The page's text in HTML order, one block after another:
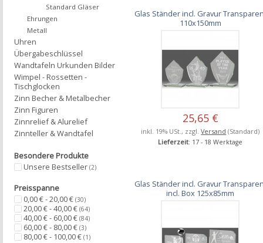
Glas Ständer incl. Gravur
110x150mm
25,65 €
inkl. 19% USt., zzgl.Versand (Standard)
Lieferzeit: 17 - 18 Werktage
Glas Ständer incl. Gravur
incl. Box 125x85mm
Standard Gläser
Ehrungen
Metall
Uhren
Übergabeschlüssel
Wandtafeln Urkunden Bilder
Wimpel - Rossetten -
Tischglocken
Zinn Becher & Metalbecher
Zinn Figuren
Zinnrelief & Alurelief
Zinnteller & Wandtafel
Besondere Produkte
Unsere Bestseller (2)
Preisspanne
0,00 € - 20,00 € (30)
20,00 € - 40,00 € (64)
40,00 € - 60,00 € (84)
60,00 € - 80,00 € (3)
80,00 € - 100,00 € (1)